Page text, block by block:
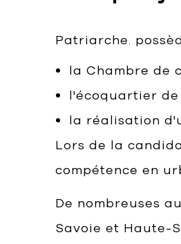
Patriarche.
la Chambre de
l'écoquartier de
la réalisation
Lors de la
compétence en
De nombreuses
Savoie et Haute-